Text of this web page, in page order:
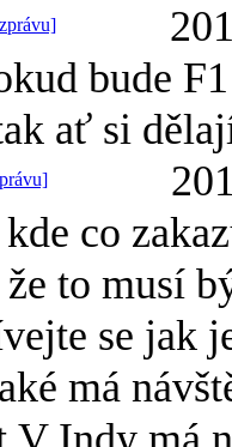
bude
ať si
co
že to musí
se jak
má